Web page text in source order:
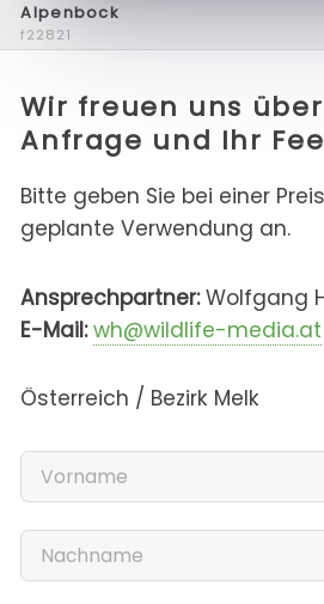
Alpenbock
f22821
Wir freuen uns
Anfrage und Ihr
Bitte geben Sie bei einer
geplante Verwendung an.
Ansprechpartner:Wolfgang
E-Mail: wh@wildlife-media.at
Österreich / Bezirk Melk